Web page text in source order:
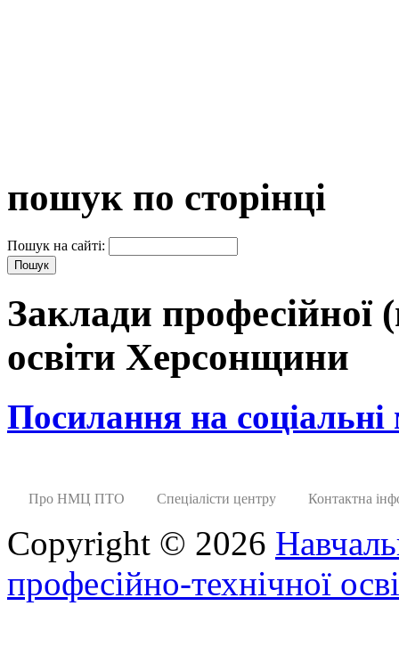
пошук по сторінці
Пошук на сайті:
Заклади професійної
освіти Херсонщини
Посилання на соціальні
Про НМЦ ПТО Спеціалісти центру Контактна
Copyright © 2026
професійно-технічної